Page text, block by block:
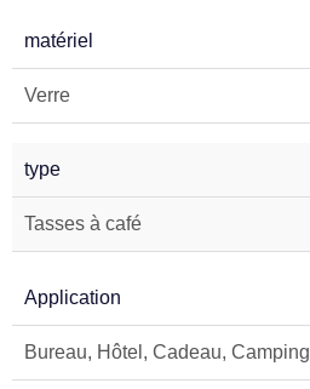
matériel
Verre
type
Tasses à café
Application
Bureau, Hôtel, Cadeau, Camping